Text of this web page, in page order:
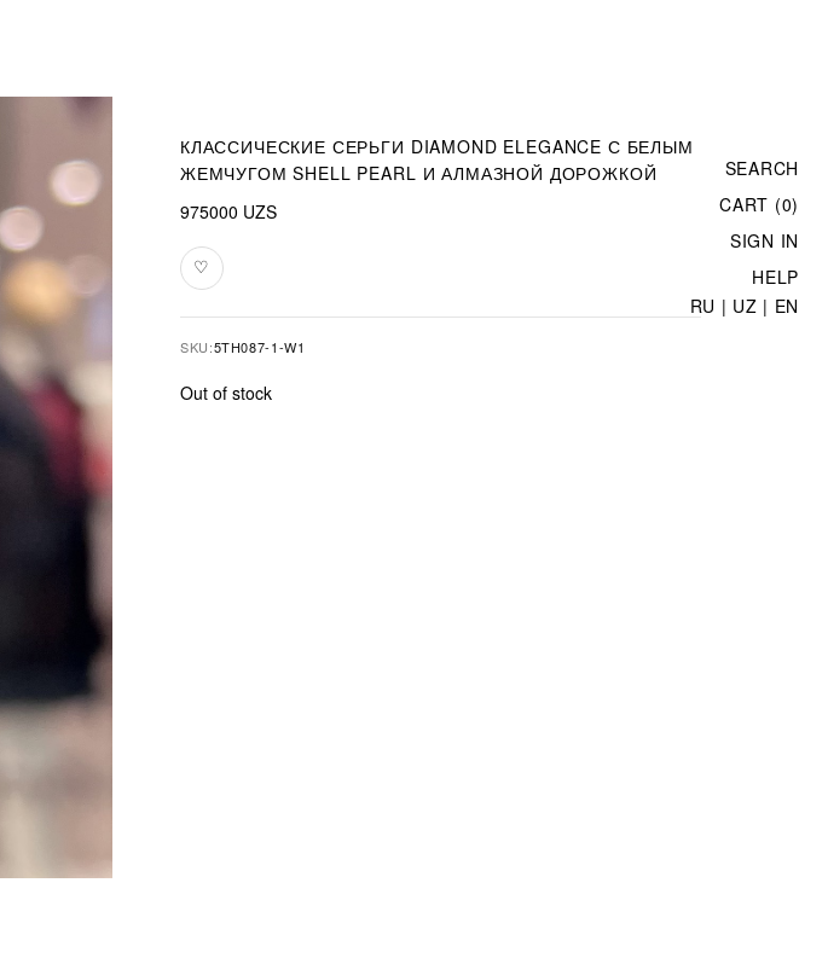
SEARCH
CART (0)
SIGN IN
HELP
RU | UZ | EN
КЛАССИЧЕСКИЕ СЕРЬГИ DIAMOND ELEGANCE С БЕЛЫМ
ЖЕМЧУГОМ SHELL PEARL И АЛМАЗНОЙ ДОРОЖКОЙ
975000 UZS
♡Add
to
SKU:5TH087-1-W1
Out of stock